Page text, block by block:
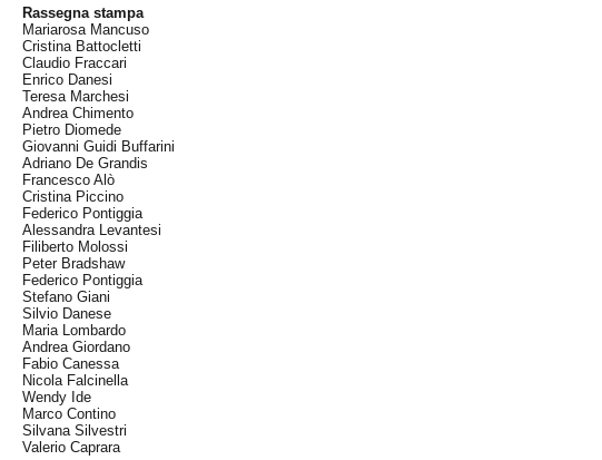
Rassegna stampa
Mariarosa Mancuso
Cristina Battocletti
Claudio Fraccari
Enrico Danesi
Teresa Marchesi
Andrea Chimento
Pietro Diomede
Giovanni Guidi Buffarini
Adriano De Grandis
Francesco Alò
Cristina Piccino
Federico Pontiggia
Alessandra Levantesi
Filiberto Molossi
Peter Bradshaw
Federico Pontiggia
Stefano Giani
Silvio Danese
Maria Lombardo
Andrea Giordano
Fabio Canessa
Nicola Falcinella
Wendy Ide
Marco Contino
Silvana Silvestri
Valerio Caprara